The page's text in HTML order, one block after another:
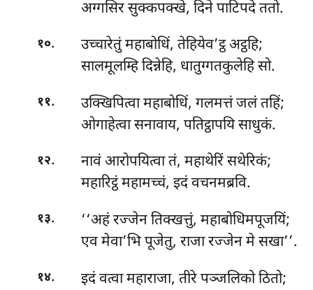
अग्गसिर सुक्कपक्खे, दिने पाटिपदे ततो.
१०.
उच्चारेतुं महाबोधिं, तेहियेव’ट्ठ अट्ठहि;
सालमूलम्हि दिन्नेहि, धातुग्गतकुलेहि सो.
११.
उक्खिपित्वा महाबोधिं, गलमत्तं जलं तहिं;
ओगाहेत्वा सनावाय, पतिट्ठापयि साधुकं.
१२. नावंआरोपयित्वा तं, महाथेरिं सथेरिकं;
महारिट्ठं महामच्चं, इदं वचनमब्रवि.
१३.
‘‘अहं रज्जेन तिक्खत्तुं, महाबोधिमपूजयिं;
एव मेवा’भि पूजेतु, राजा रज्जेन मे सखा’’.
१४.
इदं वत्वा महाराजा, तीरे पञ्जलिको ठितो;